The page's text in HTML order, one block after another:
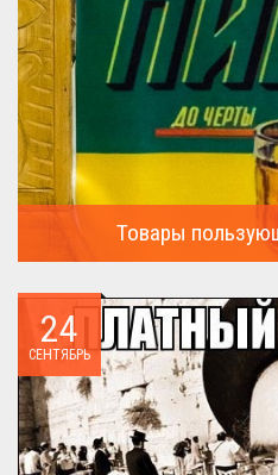
Товары
24
СЕНТЯБРЬ